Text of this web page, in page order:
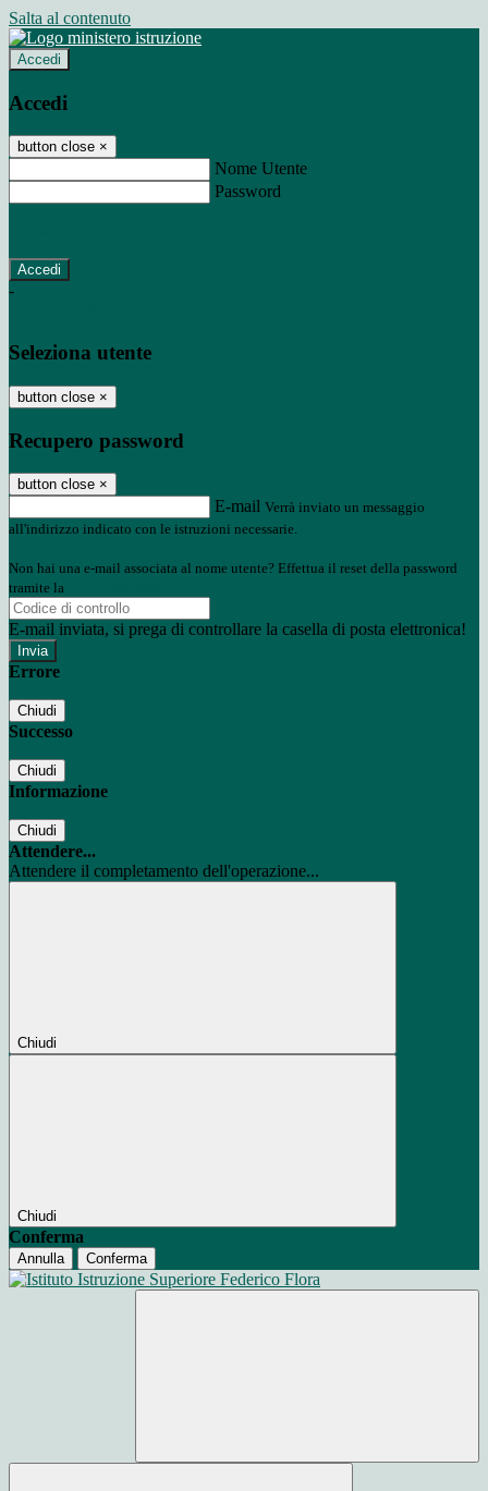
Salta al contenuto
Accedi
Accedi
button close ×
Nome Utente
Password
-
Seleziona utente
button close ×
Recupero password
button close ×
E-mail Verrà inviato un messaggio
all'indirizzo indicato con le istruzioni necessarie.
Non hai una e-mail associata al nome utente? Effettua il reset della password
tramite la
E-mail inviata, si prega di controllare la casella di posta elettronica!
Errore
Chiudi
Successo
Chiudi
Informazione
Chiudi
Attendere...
Attendere il completamento dell'operazione...
Chiudi
Chiudi
Conferma
Annulla Conferma